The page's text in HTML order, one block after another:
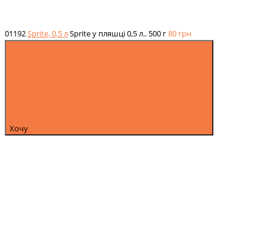
01192Sprite, 0,5 лSprite у пляшці 0,5 л.. 500 г80 грн
Хочу